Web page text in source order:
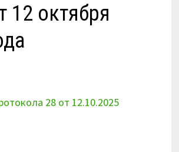
12 октября
28 от 12.10.2025